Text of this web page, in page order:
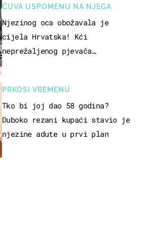
ČUVA USPOMENU NA NJEGA
Njezinog oca obožavala je
cijela Hrvatska! Kći
neprežaljenog pjevača
PRKOSI VREMENU
Tko bi joj dao 58 godina?
Duboko rezani kupaći stavio je
njezine adute u prvi plan